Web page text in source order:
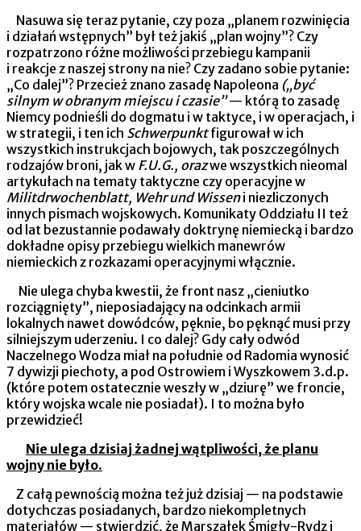
Nasuwa się teraz pytanie, czy poza „planem rozwinięcia
i działań wstępnych” był też jakiś „plan wojny”? Czy
rozpa­trzono różne możliwości przebiegu kampanii
i reakcje z naszej strony na nie? Czy zadano sobie pytanie:
„Co dalej”? Przecież znano zasadę Napoleona („być
silnym w obranym miejscu i cza­sie”— którą to zasadę
Niemcy podnieśli do dogmatu i w tak­tyce, i w operacjach, i
w strategii, i ten ich Schwerpunktfiguro­wał w ich
wszystkich instrukcjach bojowych, tak poszczególnych
rodzajów broni, jak w F.U.G., orazwe wszystkich nieomal
arty­kułach na tematy taktyczne czy operacyjne w
Militdrwochenblatt, Wehr und Wisseni niezliczonych
innych pismach wojskowych. Komunikaty Oddziału II też
od lat bezustannie podawały dok­trynę niemiecką i bardzo
dokładne opisy przebiegu wielkich manewrów
niemieckich z rozkazami operacyjnymi włącznie.
Nie ulega chyba kwestii, że front nasz „cieniutko
rozciąg­nięty”, nieposiadający na odcinkach armii
lokalnych nawet dowód­ców, pęknie, bo pęknąć musi przy
silniejszym uderzeniu. I co dalej? Gdy cały odwód
Naczelnego Wodza miał na południe od Radomia wynosić
7 dywizji piechoty, a pod Ostrowiem i Wyszko­wem 3.d.p.
(które potem ostatecznie weszły w „dziurę” we froncie,
który wojska wcale nie posiadał). I to można było
przewidzieć!
Nie ulega dzisiaj żadnej wątpliwości, że planu
wojny nie było.
Z całą pewnością można też już dzisiaj — na podstawie
dotychczas posiadanych, bardzo niekompletnych
materiałów — stwierdzić, że Marszałek Śmigły-Rydz i